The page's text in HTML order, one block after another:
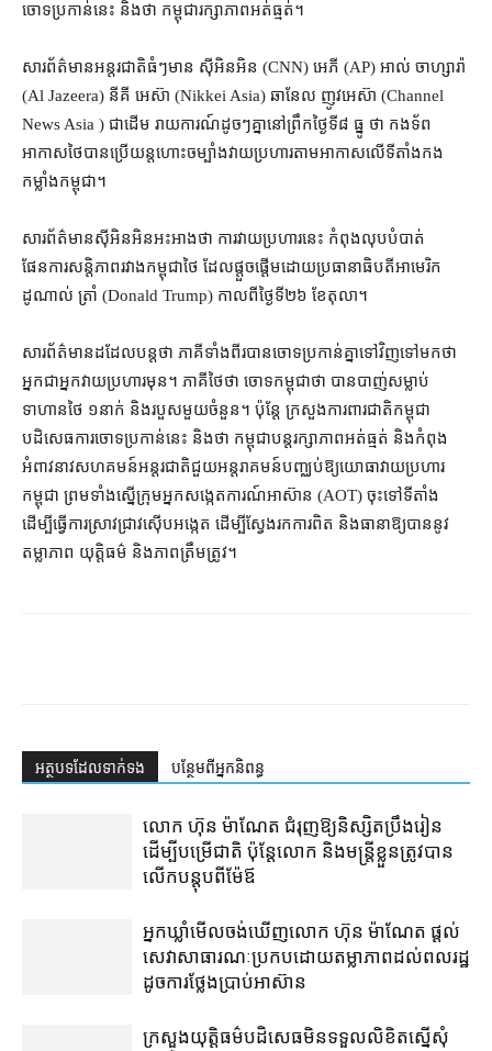
ចោទ​ប្រកាន់​នេះ និង​ថា កម្ពុជា​រក្សា​ភាព​អត់ធ្មត់។
សារព័ត៌មាន​អន្តរជាតិ​ធំៗ​មាន ស៊ីអិនអិន (CNN) អេភី (AP) អាល់ ចាហ្សារ៉ា
(Al Jazeera) នីគី អេស៊ា (Nikkei Asia) ឆានែល ញូវអេស៊ា (Channel
News Asia ) ជាដើម រាយការណ៍​ដូចៗគ្នា​នៅ​ព្រឹក​ថ្ងៃទី៨ ធ្នូ ថា កងទ័ព
អាកាស​ថៃ​បាន​​ប្រើ​យន្តហោះ​ចម្បាំង​វាយប្រហារ​តាម​អាកាស​លើ​ទីតាំង​កង
កម្លាំង​កម្ពុជា។
សារព័ត៌មាន​ស៊ីអិនអិន​អះអាង​ថា ការ​វាយប្រហារ​នេះ កំពុង​លុប​បំបាត់​
ផែនការ​សន្តិភាព​រវាង​កម្ពុជា​ថៃ ដែល​ផ្ដួចផ្ដើម​ដោយ​ប្រធានាធិបតី​អាមេរិក
ដូណាល់ ត្រាំ (Donald Trump) កាល​ពី​ថ្ងៃទី២៦ ខែ​តុលា។
សារព័ត៌មាន​ដដែល​បន្ត​ថា ភាគី​ទាំង​ពីរ​បាន​ចោទ​ប្រកាន់​គ្នា​ទៅ​វិញ​ទៅមក​ថា
អ្នក​ជា​អ្នក​វាយ​ប្រហារ​មុន។ ​ភាគី​ថៃ​ថា ចោទ​កម្ពុជា​​ថា បាន​បាញ់​សម្លាប់​
ទាហាន​ថៃ ១នាក់ និង​របួស​មួយ​ចំនួន។ ប៉ុន្តែ ក្រសួង​ការពារជាតិ​កម្ពុជា​
បដិសេធ​ការ​ចោទ​ប្រកាន់​នេះ និង​ថា កម្ពុជា​បន្ត​រក្សា​ភាព​អត់ធ្មត់ និង​កំពុង​
អំពាវនាវ​​សហគមន៍​អន្តរជាតិ​ជួយ​អន្តរាគមន៍​​បញ្ឈប់​ឱ្យ​យោធា​វាយ​ប្រហារ​
កម្ពុជា ព្រមទាំង​ស្នើ​ក្រុម​អ្នក​សង្កេត​ការណ៍​អាស៊ាន (AOT) ចុះទៅ​ទីតាំង
ដើម្បី​ធ្វើ​ការ​ស្រាវជ្រាវ​ស៊ើបអង្កេត ដើម្បី​ស្វែងរក​ការពិត និង​ធានា​ឱ្យ​បាន​នូវ​
តម្លាភាព យុត្តិធម៌ និង​ភាព​ត្រឹមត្រូវ។
អត្ថបទ​ដែល​ទាក់ទង បន្ថែម​ពី​អ្នកនិពន្ធ
លោក ហ៊ុន ម៉ាណែត ជំរុញ​ឱ្យ​និស្សិត​ប្រឹងរៀន​
ដើម្បី​បម្រើ​ជាតិ ប៉ុន្តែ​លោក និង​មន្ត្រី​​ខ្លួន​ត្រូវ​បាន​
លើក​បន្តុប​ពី​ម៉ែឪ
អ្នកឃ្លាំមើល​ចង់​ឃើញ​លោក ហ៊ុន ម៉ាណែត ផ្ដល់​
សេវា​សាធារណៈ​ប្រកបដោយ​តម្លាភាព​ដល់​ពលរដ្ឋ​
ដូច​ការ​ថ្លែង​ប្រាប់​អាស៊ាន
ក្រសួងយុត្តិធម៌​បដិសេធ​មិន​ទទួល​លិខិត​ស្នើសុំ​